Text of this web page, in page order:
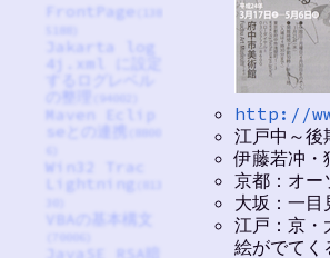
FrontPage
Jakarta log
4j.xml に設定
Maven Eclip
seとの連携
Win32 Trac
Lightning
VBAの基本構文
JavaSE RSA暗
http://
江戸中～後
伊藤若冲・
京都：オー
大坂：一
江戸：京・
絵がでてく